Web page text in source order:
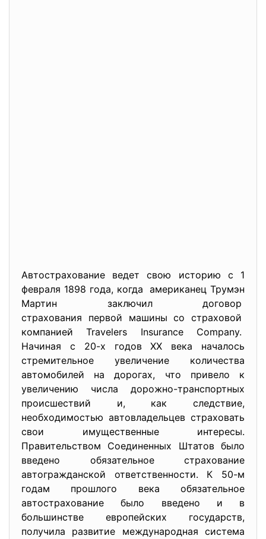
Автострахование ведет свою историю с 1
февраля 1898 года, когда американец Трумэн
Мартин заключил договор
страхования первой машины со страховой
компанией Travelers Insurance Company.
Начиная с 20-х годов ХХ века началось
стремительное увеличение количества
автомобилей на дорогах, что привело к
увеличению числа дорожно-транспортных
происшествий и, как следствие,
необходимостью автовладельцев страховать
свои имущественные интересы.
Правительством Соединенных Штатов было
введено обязательное страхование
автогражданской ответственности. К 50-м
годам прошлого века обязательное
автострахование было введено и в
большинстве европейских государств,
получила развитие международная система